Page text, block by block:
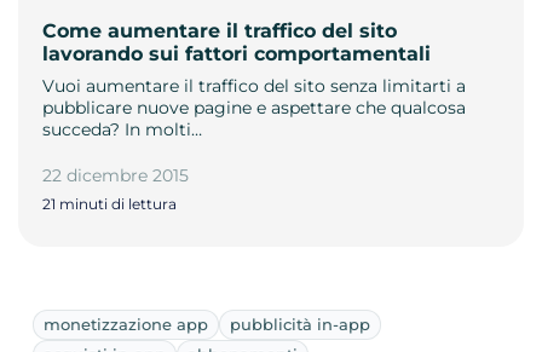
Come aumentare il traffico del sito
lavorando sui fattori comportamentali
Vuoi aumentare il traffico del sito senza limitarti a
pubblicare nuove pagine e aspettare che qualcosa
succeda? In molti…
22 dicembre 2015
21 minuti di lettura
monetizzazione app
pubblicità in-app